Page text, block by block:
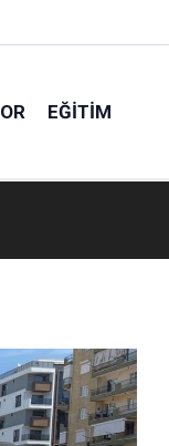
EĞITIM
başladı